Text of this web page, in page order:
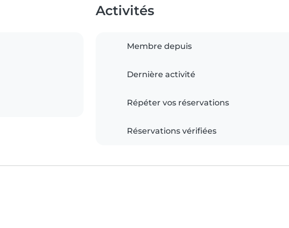
Activités
Membre depuis
Dernière activité
Répéter vos réservations
Réservations vérifiées